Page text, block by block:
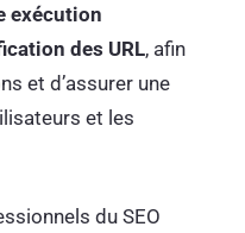
exécution
des URL, afin
et d’assurer une
et les
du SEO